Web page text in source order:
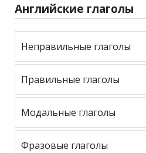
Английские глаголы
Неправильные глаголы
Правильные глаголы
Модальные глаголы
Фразовые глаголы